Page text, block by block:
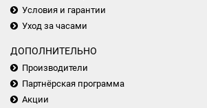
Условия и гарантии
Уход за часами
ДОПОЛНИТЕЛЬНО
Производители
Партнёрская программа
Акции